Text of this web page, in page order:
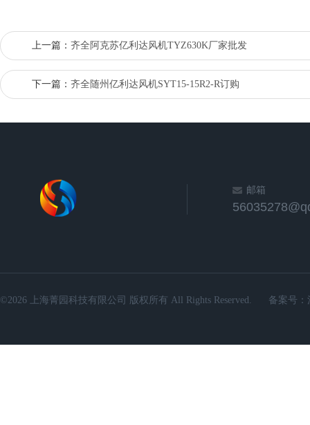
上一篇： 齐全阿克苏亿利达风机TYZ630K厂家批发
下一篇： 齐全随州亿利达风机SYT15-15R2-R订购
邮箱
©2026 上海菁园科技有限公司 版权所有 All Rights Reserved. 备案号：